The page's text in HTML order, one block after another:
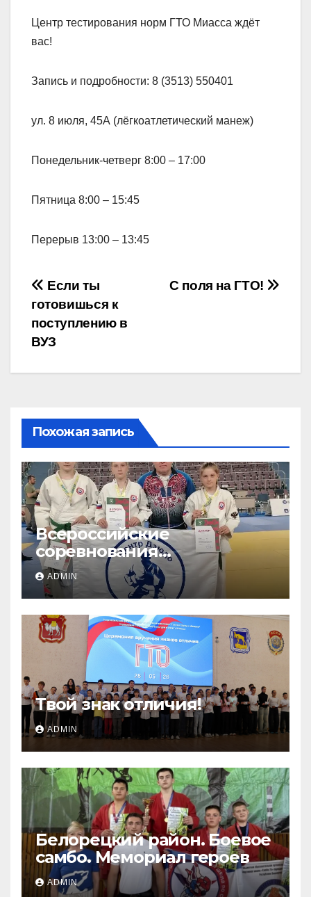
Центр тестирования норм ГТО Миасса ждёт
вас!
Запись и подробности: 8 (3513) 550401
ул. 8 июля, 45А (лёгкоатлетический манеж)
Понедельник-четверг 8:00 – 17:00
Пятница 8:00 – 15:45
Перерыв 13:00 – 13:45
Навигация
по
записям
С поля на ГТО!
Если ты
готовишься к
поступлению в
ВУЗ
Похожая запись
Всероссийские
соревнования
«ЛОКОДЗЮДО»!
ADMIN
Твой знак отличия!
ADMIN
Белорецкий район. Боевое
самбо. Мемориал героев
ADMIN